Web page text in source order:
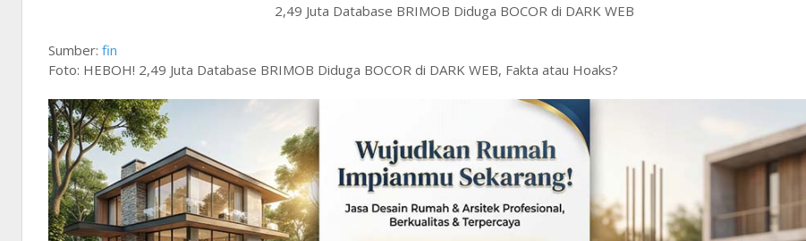
2,49 Juta Database BRIMOB Diduga BOCOR di DARK WEB
Sumber: fin
Foto: HEBOH! 2,49 Juta Database BRIMOB Diduga BOCOR di DARK WEB, Fakta atau Hoaks?